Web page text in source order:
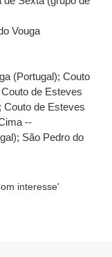
Vouga
(Portugal);Couto
Couto de Esteves
;Couto de Esteves
--
; São Pedro do
interesse'